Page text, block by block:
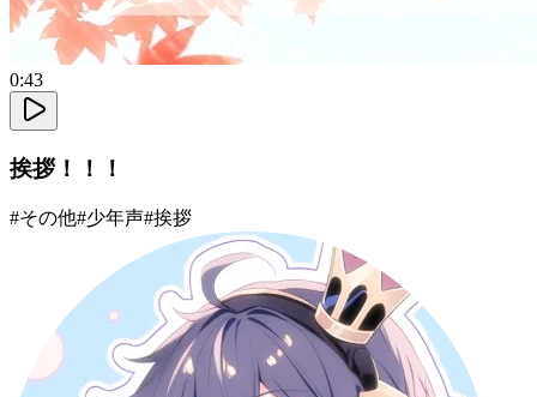
0:43
挨拶！！！
#その他#少年声#挨拶